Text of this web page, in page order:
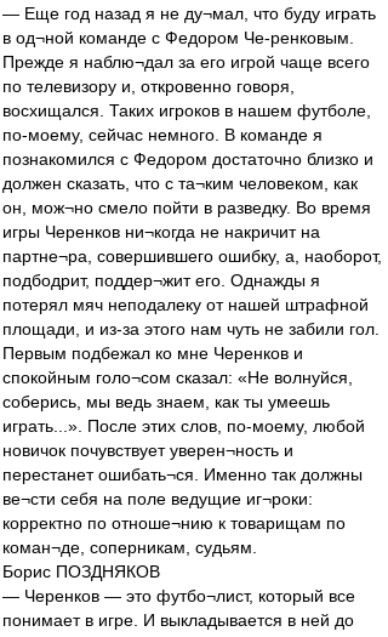
— Еще год назад я не ду¬мал, что буду играть
в од¬ной команде с Федором Че-ренковым.
Прежде я наблю¬дал за его игрой чаще всего
по телевизору и, откровенно говоря,
восхищался. Таких игроков в нашем футболе,
по-моему, сейчас немного. В команде я
познакомился с Федором достаточно близко и
должен сказать, что с та¬ким человеком, как
он, мож¬но смело пойти в разведку. Во время
игры Черенков ни¬когда не накричит на
партне¬ра, совершившего ошибку, а, наоборот,
подбодрит, поддер¬жит его. Однажды я
потерял мяч неподалеку от нашей штрафной
площади, и из-за этого нам чуть не забили гол.
Первым подбежал ко мне Черенков и
спокойным голо¬сом сказал: «Не волнуйся,
соберись, мы ведь знаем, как ты умеешь
играть...». После этих слов, по-моему, любой
новичок почувствует уверен¬ность и
перестанет ошибать¬ся. Именно так должны
ве¬сти себя на поле ведущие иг¬роки:
корректно по отноше¬нию к товарищам по
коман¬де, соперникам, судьям.
Борис ПОЗДНЯКОВ
— Черенков — это футбо¬лист, который все
понимает в игре. И выкладывается в ней до